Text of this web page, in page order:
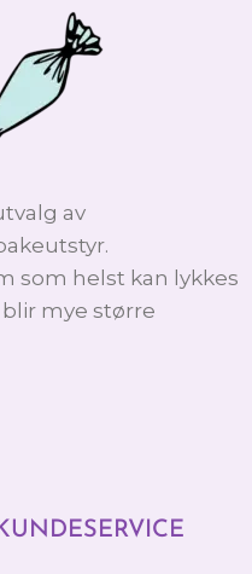
av
som helst kan lykkes
mye større
KUNDESERVICE